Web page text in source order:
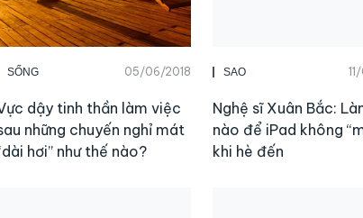
SỐNG 05/06/2018
dậy tinh thần làm việc
những chuyến nghỉ mát
hơi” như thế nào?
SAO
Nghệ sĩ Xuân Bắc:
nào để iPad không
khi hè đến